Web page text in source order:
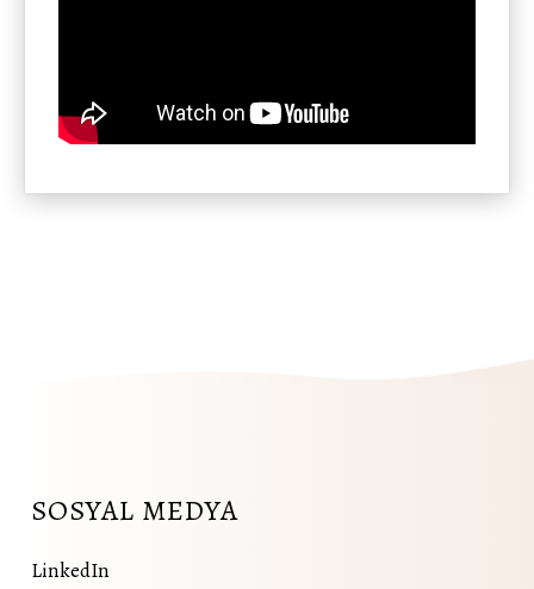
SOSYAL MEDYA
LinkedIn